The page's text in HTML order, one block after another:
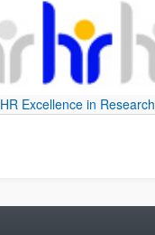
HR Excellence in Research